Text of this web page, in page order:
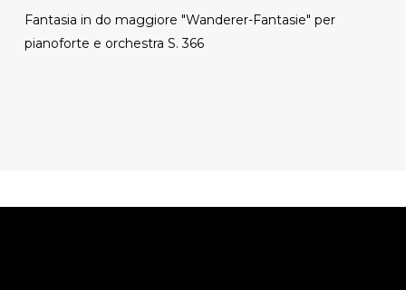
Fantasia in do maggiore "Wanderer-Fantasie" per
pianoforte e orchestra S. 366